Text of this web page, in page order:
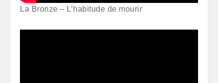
La Bronze – L’habitude de mourir